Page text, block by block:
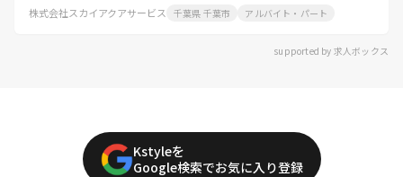
株式会社スカイアクアサービス 千葉県 千葉市 アルバイト・パート
supported by 求人ボックス
Kstyleを
Google検索でお気に入り登録